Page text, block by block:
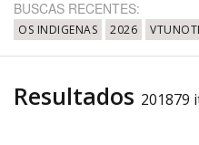
Até
BUSCAS RECENTES:
OS INDIGENAS 2026
Resultados 201879